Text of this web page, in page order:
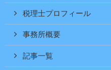
税理士プロフィール
事務所概要
記事一覧